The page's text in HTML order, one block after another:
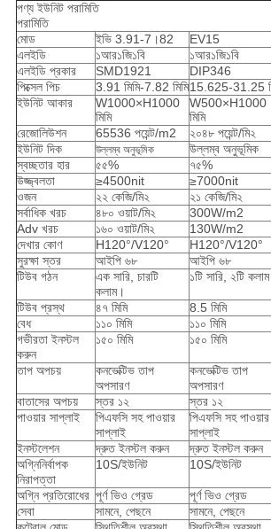
পণ্য ইউনিট পরামিতি
পরামিতি
মোড
ইভি 3.91-7।82 EV15
এলইডি
১আর১জি১বি ১আর১জি১বি
এলইডি প্রকার
SMD1921 DIP346
পিক্সেল পিচ
3.91 মিমি-7.82 মিমি15.625-31.25
ইউনিট আকার
W1000×H1000
মিমি
W500×H1000
মিমি
রেজোলিউশন
65536 পয়েন্ট/m2 ২০৪৮ পয়েন্ট/মি২
ইউনিট দিক
উল্লম্ব অনুভূমিক উল্লম্ব অনুভূমিক
স্বচ্ছতার হার
৫৫% ৭৫%
উজ্জ্বলতা
≥4500nit ≥7000nit
ওজন
২২ কেজি/মি২ ২১ কেজি/মি২
সর্বাধিক খরচ
৪৮০ ওয়াট/মি২ 300W/m2
Adv খরচ
১৬০ ওয়াট/মি২ 130W/m2
দেখার কোণ
H120°/V120° H120°/V120°
সুরক্ষা স্তর
আইপি ৬৮ আইপি ৬৮
টিউব গঠন
এক সারি, চারটি
কলাম।
১টি সারি, ২টি কলাম
টিউব প্রস্থ ৪৭ মিমি 8.5 মিমি
বেধ
১১০ মিমি ১১০ মিমি
গভীরতা ইনস্টল
করুন
১৫০ মিমি ১৫০ মিমি
তাপ অপচয়
কনভেক্টিভ তাপ
অপসারণ
কনভেক্টিভ তাপ
অপসারণ
বাতাসের অপচয়
স্তর ১২ স্তর ১২
পাওয়ার সাপ্লাই
পিএফসি সহ পাওয়ার
সাপ্লাই
পিএফসি সহ পাওয়ার
সাপ্লাই
ইনস্টলেশন
দ্রুত ইনস্টল করুন দ্রুত ইনস্টল করুন
অগ্নিনির্বাপক
নিরাপত্তা
10S/ইউনিট 10S/ইউনিট
অগ্নি প্রতিরোধের পূর্ণ ভিও গ্রেড পূর্ণ ভিও গ্রেড
সেবা
সামনে, পেছনে সামনে, পেছনে